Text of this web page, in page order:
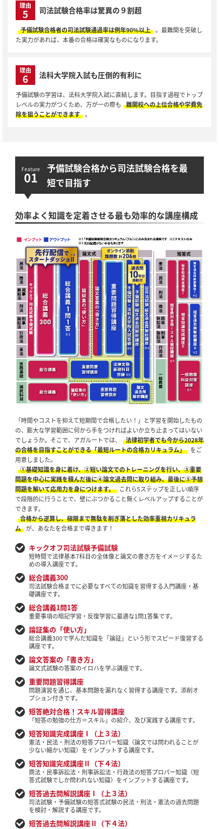
理由
5 司法試験合格率は驚異の９割超
予備試験合格者の司法試験通過率は例年90%以上 。最難関を突破し
た実力があれば、本番の合格は確実なものになります。
理由
6 法科大学院入試も圧倒的有利に
予備試験の学習は、法科大学院入試に直結します。目指す過程でトップ
レベルの実力がつくため、万が一の際も
難関校への上位合格や学費免
除を狙うことができます 。
予備試験合格から司法試験合格を最
短で目指す
効率よく知識を定着させる最も効率的な講座構成
「時間やコストを抑えて短期間で合格したい！」と学習を開始したもの
の、膨大な学習範囲に何から手をつければよいか立ち止まってはいない
でしょうか。そこで、アガルートでは、
法律初学者でも今から2028年
の合格を目指すことができる「最短ルートの合格カリキュラム」
をご
用意しました。
①基礎知識を身に着け、②短い論文でのトレーニングを行い、③重要
問題を中心に実践を積んだ後に④論文過去問に取り組み、最後に⑤予想
問題を解いて応用力を身につけます。
これら5ステップを正しい順序
で段階的に行うことで、壁にぶつかること無くレベルアップすることが
できます。
合格から逆算し、極限まで無駄を削ぎ落とした効率重視カリキュラ
ム が、あなたを合格まで導きます！
キックオフ司法試験予備試験
短時間で法律基本7科目の全体像と論文の書き方をイメージするた
めの導入講座です。
総合講義300
司法試験合格までに必要なすべての知識を習得する入門講座・基
礎講座です。
総合講義1問1答
重要事項の暗記学習・反復学習に最適な1問1答集です。
論証集の「使い方」
総合講義300で学んだ知識を「論証」という形でスピード復習する
講座です。
論文答案の「書き方」
論文式試験の答案のイロハを学ぶ講座です。
重要問題習得講座
問題演習を通じ、基本問題を漏れなく習得する講座です。添削オ
プション付きです。
短答絶対合格！スキル習得講座
「短答の勉強の仕方＝スキル」の紹介、及び実践する講座です。
短答知識完成講座Ⅰ（上３法）
憲法・民法・刑法の短答プロパー知識（論文では問われることが
少ない細かい知識）をインプットする講座です。
短答知識完成講座Ⅱ（下４法）
商法・民事訴訟法・刑事訴訟法・行政法の短答プロパー知識（短
答式試験でしか問われない知識）をインプットする講座です。
短答過去問解説講座Ⅰ（上３法）
司法試験・予備試験の短答式試験の民法・刑法・憲法の過去問題
を検討・解説する講座です。
短答過去問解説講座Ⅱ（下４法）